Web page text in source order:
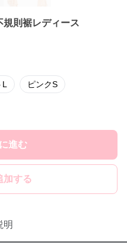
則裾レディース
ピンクS
進む
加する
明